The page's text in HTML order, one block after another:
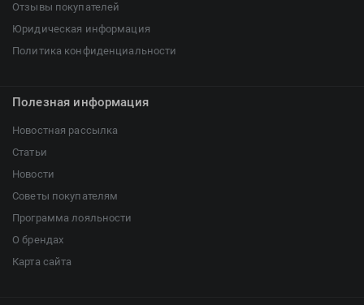
Отзывы покупателей
Юридическая информация
Политика конфиденциальности
Полезная информация
Новостная рассылка
Статьи
Новости
Советы покупателям
Программа лояльности
О брендах
Карта сайта